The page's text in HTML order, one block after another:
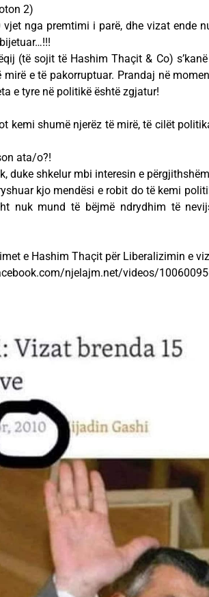
2)
vjet nga premtimi i parë, dhe vizat ende
(të sojit të Hashim Thaçit & Co)
mirë e të pakorruptuar. Prandaj në
e tyre në politikë është zgjatur!
kemi shumë njerëz të mirë, të cilët
ata/o?!
duke shkelur mbi interesin e
kjo mendësi e robit do të kemi
nuk mund të bëjmë ndrydhim të
e Hashim Thaçit për Liberalizimin e
njelajm.net/videos/